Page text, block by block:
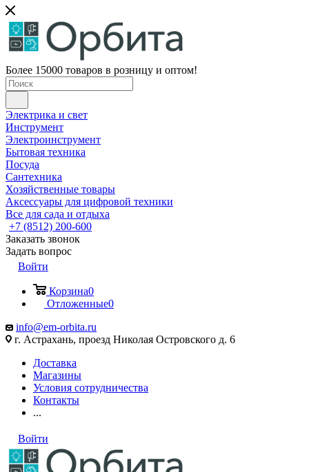
Более 15000 товаров в розницу и оптом!
Электрика и свет
Инструмент
Электроинструмент
Бытовая техника
Посуда
Сантехника
Хозяйственные товары
Аксессуары для цифровой техники
Все для сада и отдыха
+7 (8512) 200-600
Заказать звонок
Задать вопрос
Войти
Корзина0
Отложенные0
info@em-orbita.ru
г. Астрахань, проезд Николая Островского д. 6
Доставка
Магазины
Условия сотрудничества
Контакты
...
Войти